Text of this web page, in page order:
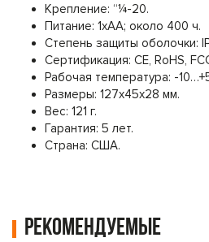
Крепление: “¼-20.
Питание: 1xAA; около 400 ч.
Степень защиты оболочки:
Сертификация: CE, RoHS,
Рабочая температура: -
Размеры: 127x45x28 мм.
Вес: 121 г.
Гарантия: 5 лет.
Страна: США.
Рекомендуемые